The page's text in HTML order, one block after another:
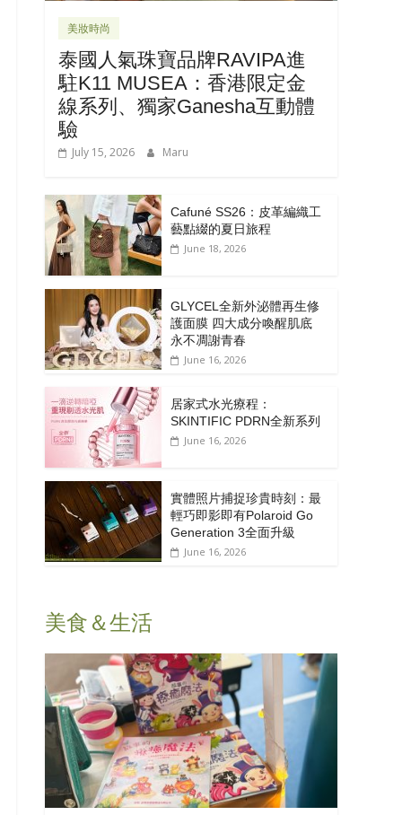
美妝時尚
泰國人氣珠寶品牌RAVIPA進
駐K11 MUSEA：香港限定金
線系列、獨家Ganesha互動體
驗
July 15, 2026 Maru
Cafuné SS26：皮革編織工
藝點綴的夏日旅程
June 18, 2026
GLYCEL全新外泌體再生修
護面膜 四大成分喚醒肌底
永不凋謝青春
June 16, 2026
居家式水光療程：
SKINTIFIC PDRN全新系列
June 16, 2026
實體照片捕捉珍貴時刻：最
輕巧即影即有Polaroid Go
Generation 3全面升級
June 16, 2026
美食＆生活